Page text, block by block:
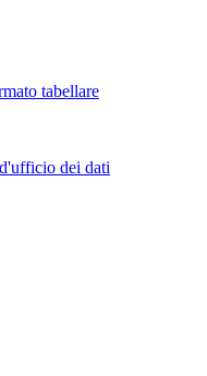
tabellare
dei dati